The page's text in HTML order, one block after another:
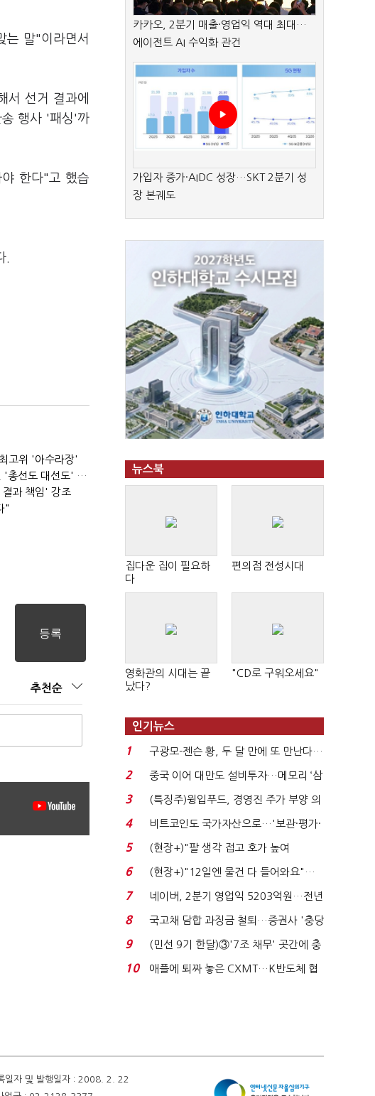
는 말"이라면서
서 선거 결과에
행사 '패싱'까
한다"고 했습
.
고위 '아수라장'
서울시장 선거의 '경고'…2030·부동산 놓치면 '총선도 대선도' 패배
과 책임' 강조
"
추천순
카카오, 2분기 매출·영업익 역대 최대…
에이전트 AI 수익화 관건
가입자 증가·AIDC 성장…SKT 2분기 성
장 본궤도
뉴스북
집다운 집이 필요하
다
편의점 전성시대
영화관의 시대는 끝
났다?
"CD로 구워오세요"
인기뉴스
1
구광모-젠슨 황, 두 달 만에 또 만난다…
로봇·AI 등 논...
2
중국 이어 대만도 설비투자…메모리 ‘삼
국전쟁’
3
(특징주)윙입푸드, 경영진 주가 부양 의
지에 상한가...
4
비트코인도 국가자산으로…'보관·평가·
처분' 기준은 ...
5
(현장+)"팔 생각 접고 호가 높여
요"…'덜 똘똘한 한 채' 20...
6
(현장+)"12일엔 물건 다 들어와요"…
빈 매대 채우며 문 연 ...
7
네이버, 2분기 영업익 5203억원…전년
비 0.2% 감소...
8
국고채 담합 과징금 철퇴…증권사 '충당
금 폭탄' 우려...
9
(민선 9기 한달)③'7조 채무' 곳간에 충
격…추미애, 20년...
10
애플에 퇴짜 놓은 CXMT…K반도체 협
일자 및 발행일자 : 2008. 2. 22